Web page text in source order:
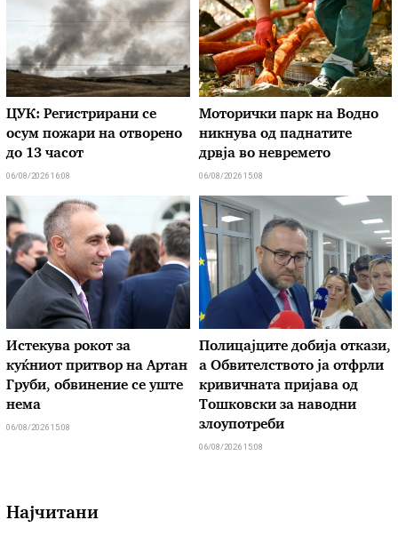
ЦУК: Регистрирани се
осум пожари на отворено
до 13 часот
06/08/2026 16:08
Моторички парк на Водно
никнува од паднатите
дрвја во невремето
06/08/2026 15:08
Истекува рокот за
куќниот притвор на Артан
Груби, обвинение се уште
нема
06/08/2026 15:08
Полицајците добија откази,
а Обвителството ја отфрли
кривичната пријава од
Тошковски за наводни
злоупотреби
06/08/2026 15:08
Најчитани